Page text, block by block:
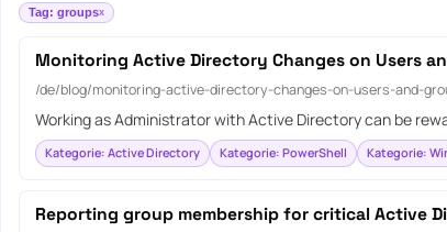
Tag: groups
Monitoring Active Directory Changes on Users
/de/blog/monitoring-active-directory-changes-on-users-and-
Working as Administrator with Active Directory can be
Kategorie: Active Directory Kategorie: PowerShell Kategorie:
Reporting group membership for critical Active